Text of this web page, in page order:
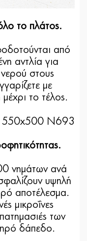
το πλάτος.
από
αντλία για
στους
με
το τέλος.
νημάτων ανά
υψηλή
αποτέλεσμα.
μικροΐνες
των
δάπεδο.